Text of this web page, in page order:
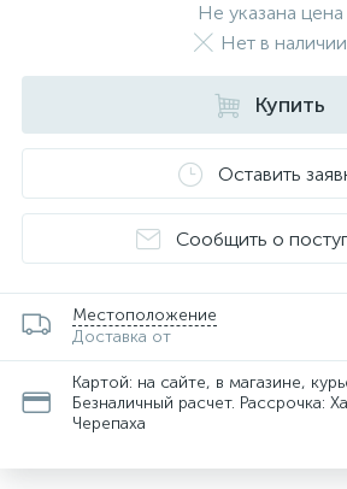
Не указана цена
Нет в наличии
Купить
Оставить
Сообщить о
Местоположение
Доставка от
Картой: на сайте, в магазине,
Безналичный расчет. Рассрочка:
Черепаха